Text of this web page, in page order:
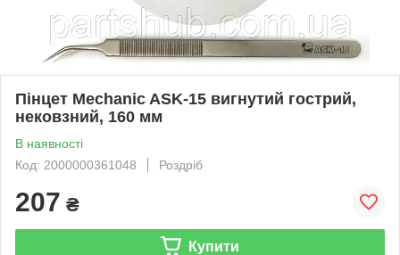
Пінцет Mechanic ASK-15 вигнутий гострий,
нековзний, 160 мм
В наявності
Код: 2000000361048
Роздріб
207 ₴
Купити